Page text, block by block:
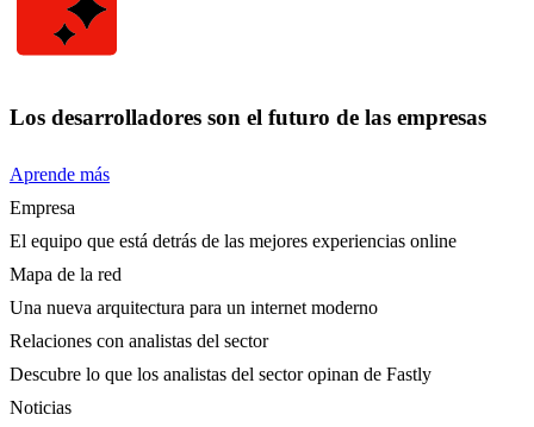
Los desarrolladores son el futuro de las empresas
Aprende más
Empresa
El equipo que está detrás de las mejores experiencias online
Mapa de la red
Una nueva arquitectura para un internet moderno
Relaciones con analistas del sector
Descubre lo que los analistas del sector opinan de Fastly
Noticias